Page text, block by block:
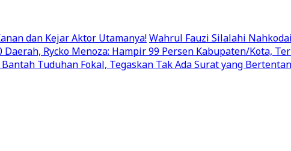
dan Kejar Aktor Utamanya!Wahrul Fauzi Silalahi
Rycko Menoza: Hampir 99 Persen Kabupaten/Kota,
Tuduhan Fokal, Tegaskan Tak Ada Surat yang